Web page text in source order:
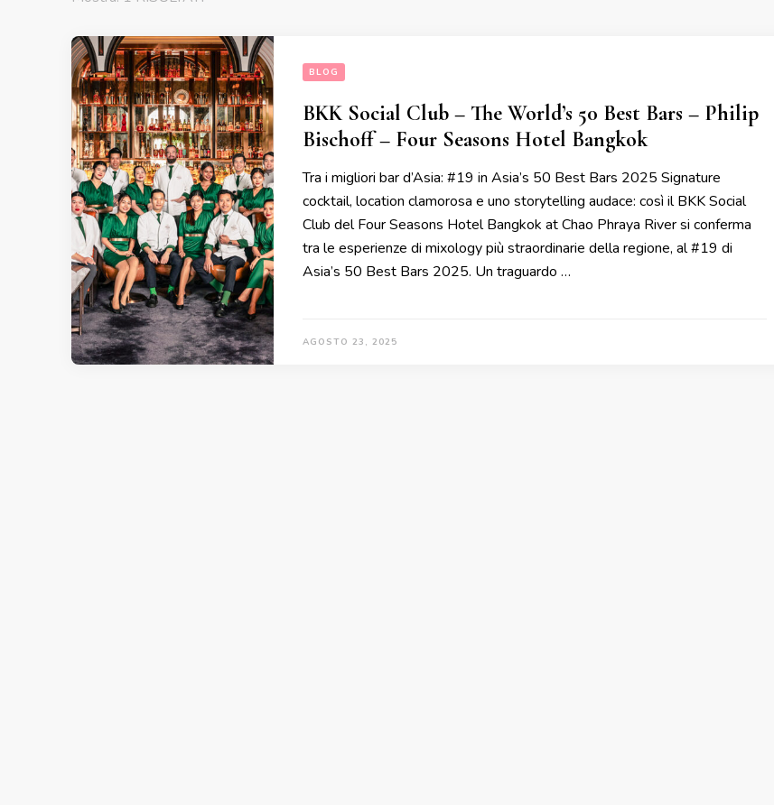
BLOG
BKK Social Club – The World’s 50 Best Bars – Philip
Bischoff – Four Seasons Hotel Bangkok
Tra i migliori bar d’Asia: #19 in Asia’s 50 Best Bars 2025 Signature
cocktail, location clamorosa e uno storytelling audace: così il BKK Social
Club del Four Seasons Hotel Bangkok at Chao Phraya River si conferma
tra le esperienze di mixology più straordinarie della regione, al #19 di
Asia’s 50 Best Bars 2025. Un traguardo …
AGOSTO 23, 2025